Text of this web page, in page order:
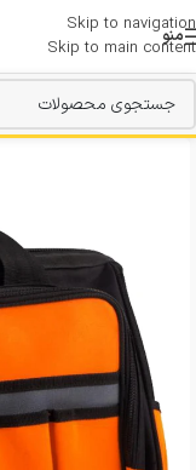
Skip to navigation
Skip to main content
منو